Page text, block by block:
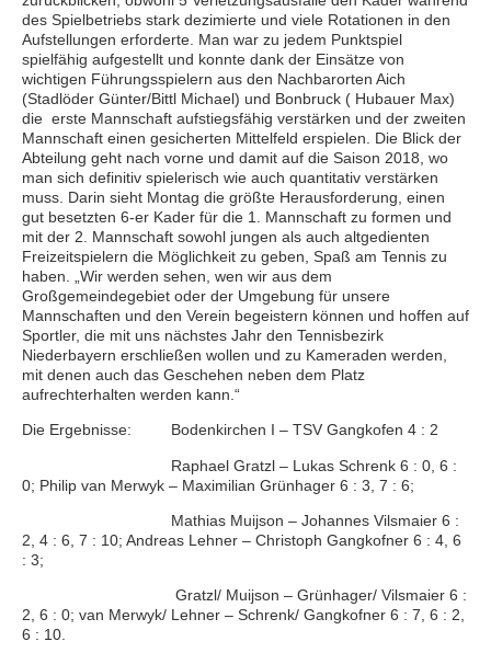
des Spielbetriebs stark dezimierte und viele Rotationen in den
Aufstellungen erforderte. Man war zu jedem Punktspiel
spielfähig aufgestellt und konnte dank der Einsätze von
wichtigen Führungsspielern aus den Nachbarorten Aich
(Stadlöder Günter/Bittl Michael) und Bonbruck ( Hubauer Max)
die erste Mannschaft aufstiegsfähig verstärken und der zweiten
Mannschaft einen gesicherten Mittelfeld erspielen. Die Blick der
Abteilung geht nach vorne und damit auf die Saison 2018, wo
man sich definitiv spielerisch wie auch quantitativ verstärken
muss. Darin sieht Montag die größte Herausforderung, einen
gut besetzten 6-er Kader für die 1. Mannschaft zu formen und
mit der 2. Mannschaft sowohl jungen als auch altgedienten
Freizeitspielern die Möglichkeit zu geben, Spaß am Tennis zu
haben. „Wir werden sehen, wen wir aus dem
Großgemeindegebiet oder der Umgebung für unsere
Mannschaften und den Verein begeistern können und hoffen auf
Sportler, die mit uns nächstes Jahr den Tennisbezirk
Niederbayern erschließen wollen und zu Kameraden werden,
mit denen auch das Geschehen neben dem Platz
aufrechterhalten werden kann.“
Die Ergebnisse: Bodenkirchen I – TSV Gangkofen 4 : 2
Raphael Gratzl – Lukas Schrenk 6 : 0, 6 :
0; Philip van Merwyk – Maximilian Grünhager 6 : 3, 7 : 6;
Mathias Muijson – Johannes Vilsmaier 6 :
2, 4 : 6, 7 : 10; Andreas Lehner – Christoph Gangkofner 6 : 4, 6
: 3;
Gratzl/ Muijson – Grünhager/ Vilsmaier 6 :
2, 6 : 0; van Merwyk/ Lehner – Schrenk/ Gangkofner 6 : 7, 6 : 2,
6 : 10.